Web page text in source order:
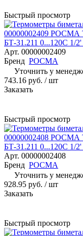
Быстрый просмотр
00000002409 РОСМА
БТ-31.211 0...120С 1/2'
Арт. 00000002409
Бренд РОСМА
Уточнить у
743.16 руб. / шт
Заказать
Быстрый просмотр
00000002408 РОСМА
БТ-31.211 0...120С 1/2'
Арт. 00000002408
Бренд РОСМА
Уточнить у
928.95 руб. / шт
Заказать
Быстрый просмотр